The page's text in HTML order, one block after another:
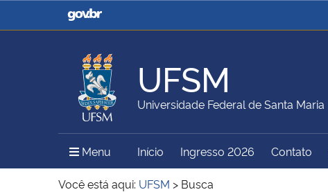
Casa Civil
Ministério da Justiça e
Ministério da Agricultura,
Pecuária e Abastecimento
Ministério da Educação
Ministério do Meio Ambiente Ministério do Turismo
UFSM
Universidade Federal de Santa Maria
Menu Menu Principal do Sítio
Início Ingresso 2026 Contato
Você está aqui: UFSM > Busca